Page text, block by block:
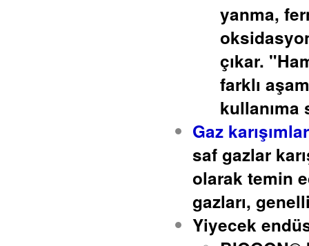
yanma,
çıkar.
farklı
kullanıma
Gaz
saf gazlar
olarak temin
gazları,
Yiyecek